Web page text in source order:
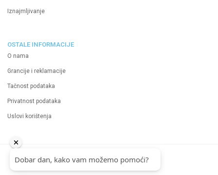
Iznajmljivanje
OSTALE INFORMACIJE
O nama
Grancije i reklamacije
Tačnost podataka
Privatnost podataka
Uslovi korištenja
2024 Neutrino d.o.o.